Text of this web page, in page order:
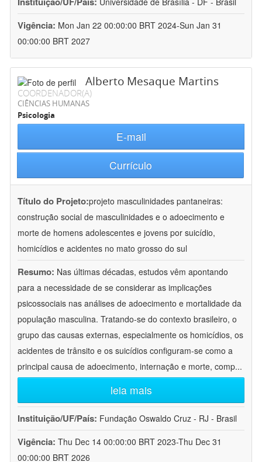
Vigência: Mon Jan 22 00:00:00 BRT 2024-Sun Jan 31
00:00:00 BRT 2027
Alberto Mesaque Martins
COORDENADOR(A)
CIÊNCIAS HUMANAS
Psicologia
E-mail
Currículo
Título do Projeto:projeto masculinidades pantaneiras:
construção social de masculinidades e o adoecimento e
morte de homens adolescentes e jovens por suicídio,
homicídios e acidentes no mato grosso do sul
Resumo: Nas últimas décadas, estudos vêm apontando
para a necessidade de se considerar as implicações
psicossociais nas análises de adoecimento e mortalidade da
população masculina. Tratando-se do contexto brasileiro, o
grupo das causas externas, especialmente os homicídios, os
acidentes de trânsito e os suicídios configuram-se como a
principal causa de adoecimento, internação e morte, comp...
leia mais
Instituição/UF/País: Fundação Oswaldo Cruz - RJ - Brasil
Vigência: Thu Dec 14 00:00:00 BRT 2023-Thu Dec 31
00:00:00 BRT 2026